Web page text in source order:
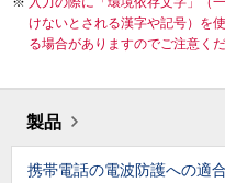
けないとされる漢字や記号）を
る場合がありますのでご注意くだ
製品
携帯電話の電波防護への適